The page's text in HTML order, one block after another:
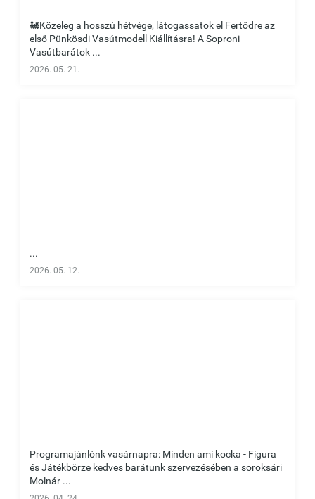
🚂Közeleg a hosszú hétvége, látogassatok el Fertődre az
első Pünkösdi Vasútmodell Kiállításra! A Soproni
Vasútbarátok ...
2026. 05. 21.
...
2026. 05. 12.
Programajánlónk vasárnapra: Minden ami kocka - Figura
és Játékbörze kedves barátunk szervezésében a soroksári
Molnár ...